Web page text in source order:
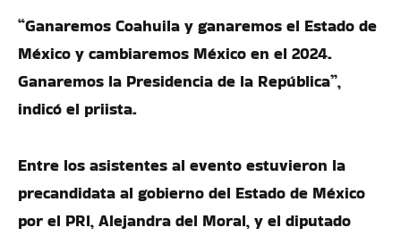
“Ganaremos Coahuila y ganaremos el Estado de
México y cambiaremos México en el 2024.
Ganaremos la Presidencia de la República”,
indicó el priista.
Entre los asistentes al evento estuvieron la
precandidata al gobierno del Estado de México
por el PRI, Alejandra del Moral, y el diputado